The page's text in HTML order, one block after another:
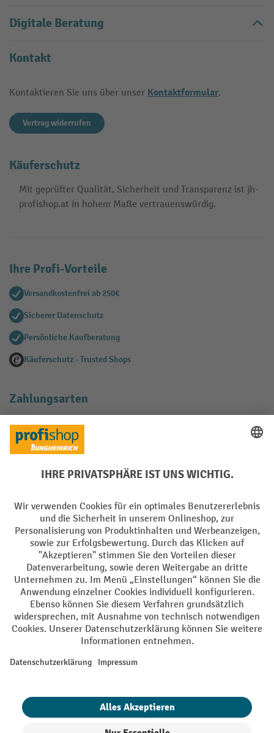
Digitale Beratung
Kontakt
Kontaktieren Sie uns über unser Kontaktformular.
Vertrag widerrufen
Käuferschutz
Mit geprüfter Qualität, Sicherheit und Transparenz ist jh-
profishop.at in hohem Maße vertrauenswürdig.
Ihre Profi-Vorteile
Versandkostenfrei ab 250€
Sicherer Datenschutz
Persönliche Kaufberatung
Käuferschutz - Trusted Shops
Zahlungsarten
Creditcard (Master)
Facebook
YouTube
LinkedIn
Instagram
AGB Impressum Datenschutz
Barrierefreiheit Privacy Settings
Alle Preise exkl. gesetzl. Mehrwertsteuer zzgl.Versandkosten und ggf.
Nachnahmegebühren, wenn nicht anders angegeben.
¹ Der Rabatt gilt so lange der Vorrat reicht. Der Rabatt gilt nicht auf
Erstregistrierung für den Newsletter gewährt. Der Gutschein ist 10
Tage gültig und kann ab einem Netto-Bestellwert von 250,- € online
eingelöst werden. Die Höhe des Rabatts variiert je nach